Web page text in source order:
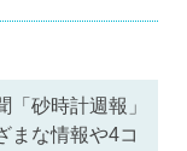
砂時計週報」
な情報や4コ